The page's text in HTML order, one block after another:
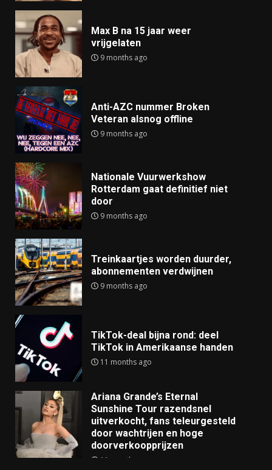
Max B na 15 jaar weer
vrijgelaten
9 months ago
Anti-AZC nummer Broken
Veteran alsnog offline
9 months ago
Nationale Vuurwerkshow
Rotterdam gaat definitief niet
door
9 months ago
Treinkaartjes worden duurder,
abonnementen verdwijnen
9 months ago
TikTok-deal bijna rond: deel
TikTok in Amerikaanse handen
11 months ago
Ariana Grande’s Eternal
Sunshine Tour razendsnel
uitverkocht, fans teleurgesteld
door wachtrijen en hoge
doorverkoopprijzen
11 months ago